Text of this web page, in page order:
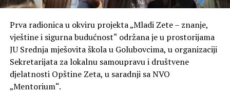
Prva radionica u okviru projekta „Mladi Zete – znanje,
vještine i sigurna budućnost“ održana je u prostorijama
JU Srednja mješovita škola u Golubovcima, u organizaciji
Sekretarijata za lokalnu samoupravu i društvene
djelatnosti Opštine Zeta, u saradnji sa NVO
„Mentorium“.